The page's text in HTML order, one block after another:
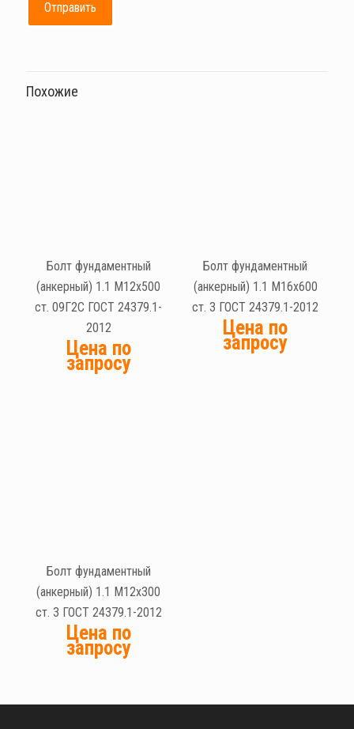
Похожие
Болт фундаментный
(анкерный) 1.1 М12х500
ст. 09Г2С ГОСТ 24379.1-
2012
Цена по
запросу
Болт фундаментный
(анкерный) 1.1 М16х600
ст. 3 ГОСТ 24379.1-2012
Цена по
запросу
Болт фундаментный
(анкерный) 1.1 М12х300
ст. 3 ГОСТ 24379.1-2012
Цена по
запросу